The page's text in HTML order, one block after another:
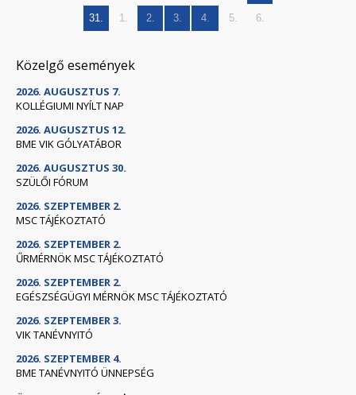
31. 1. 2. 3. 4. 5. 6.
Közelgő események
2026. AUGUSZTUS 7.
KOLLÉGIUMI NYÍLT NAP
2026. AUGUSZTUS 12.
BME VIK GÓLYATÁBOR
2026. AUGUSZTUS 30.
SZÜLŐI FÓRUM
2026. SZEPTEMBER 2.
MSC TÁJÉKOZTATÓ
2026. SZEPTEMBER 2.
ŰRMÉRNÖK MSC TÁJÉKOZTATÓ
2026. SZEPTEMBER 2.
EGÉSZSÉGÜGYI MÉRNÖK MSC TÁJÉKOZTATÓ
2026. SZEPTEMBER 3.
VIK TANÉVNYITÓ
2026. SZEPTEMBER 4.
BME TANÉVNYITÓ ÜNNEPSÉG